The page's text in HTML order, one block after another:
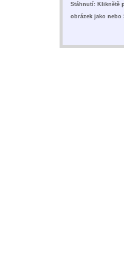
Stáhnutí: Kliknětě
obrázek jako nebo